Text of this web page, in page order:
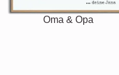
Oma & Opa